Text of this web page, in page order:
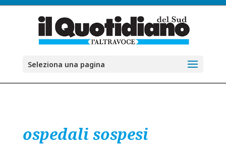
Seleziona una pagina
ospedali sospesi